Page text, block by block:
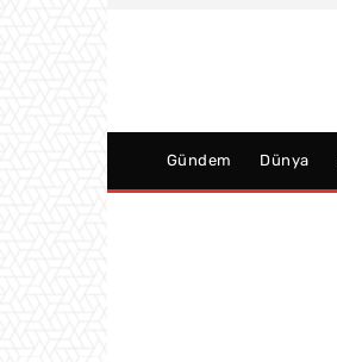
Gündem Dünya